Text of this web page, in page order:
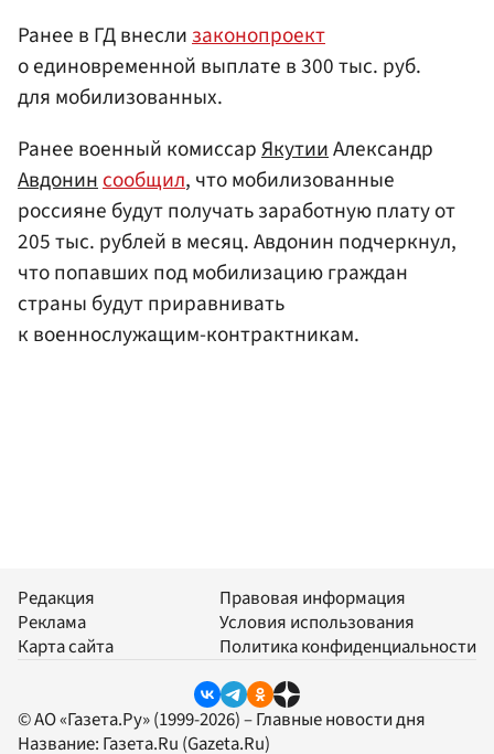
Ранее в ГД внеслизаконопроект
о единовременной выплате в 300 тыс. руб.
для мобилизованных.
Ранее военный комиссарЯкутииАлександр
Авдонинсообщил, что мобилизованные
россияне будут получать заработную плату от
205 тыс. рублей в месяц. Авдонин подчеркнул,
что попавших под мобилизацию граждан
страны будут приравнивать
к военнослужащим-контрактникам.
Редакция
Реклама
Карта сайта
Правовая информация
Условия использования
Политика конфиденциальности
© АО «Газета.Ру» (1999-2026) – Главные новости дня
Название: Газета.Ru (Gazeta.Ru)